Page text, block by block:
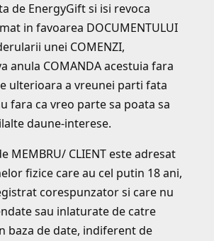
de EnergyGift si isi revoca
in favoarea DOCUMENTULUI
unei COMENZI,
anula COMANDA acestuia fara
ulterioara a vreunei parti fata
fara ca vreo parte sa poata sa
daune-interese.
MEMBRU/ CLIENT este adresat
fizice care au cel putin 18 ani,
corespunzator si care nu
sau inlaturate de catre
baza de date, indiferent de